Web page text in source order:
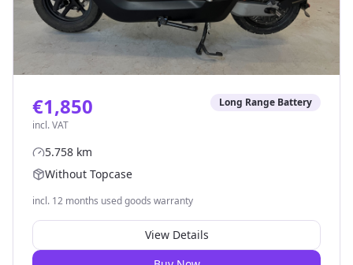
€1,850
incl. VAT
Long Range Battery
5.758 km
Without Topcase
incl. 12 months used goods warranty
View Details